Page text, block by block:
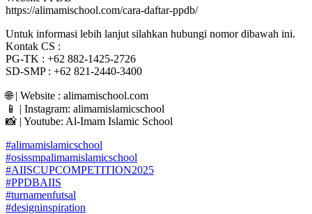
https://alimamischool.com/cara-daftar-ppdb/
Untuk informasi lebih lanjut silahkan hubungi nomor dibawah ini.
Kontak CS :
PG-TK : +62 882-1425-2726
SD-SMP : +62 821-2440-3400
🌐 | Website : alimamischool.com
📱 | Instagram: alimamislamicschool
📸 | Youtube: Al-Imam Islamic School
#alimamislamicschool
#osissmpalimamislamicschool
#AIISCUPCOMPETITION2025
#PPDBAIIS
#turnamenfutsal
#designinspiration